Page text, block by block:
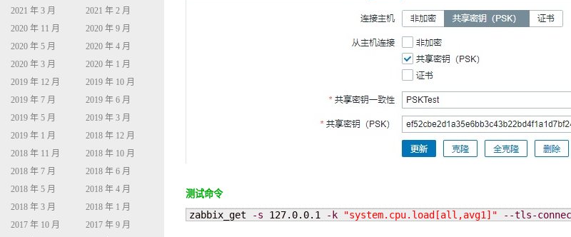
测试命令
zabbix_get -s 127.0.0.1 -k "system.cpu.load[all,avg1]" --tls-
2021 年 3 月
2021 年 2 月
2020 年 11 月
2020 年 9 月
2020 年 5 月
2020 年 4 月
2020 年 3 月
2020 年 1 月
2019 年 12 月
2019 年 10 月
2019 年 7 月
2019 年 6 月
2019 年 5 月
2019 年 3 月
2019 年 1 月
2018 年 12 月
2018 年 11 月
2018 年 10 月
2018 年 7 月
2018 年 6 月
2018 年 5 月
2018 年 4 月
2018 年 3 月
2018 年 1 月
2017 年 10 月
2017 年 9 月